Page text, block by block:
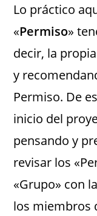
Lo práctico
«Permiso»
decir, la
y
Permiso. De
inicio del
pensando y
revisar los
«Grupo» con
los miembros